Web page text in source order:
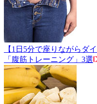
【1日5分で座りながらダ
「腹筋トレーニング」3選